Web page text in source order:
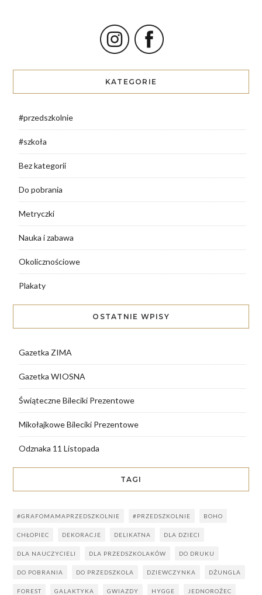
KATEGORIE
#przedszkolnie
#szkoła
Bez kategorii
Do pobrania
Metryczki
Nauka i zabawa
Okolicznościowe
Plakaty
OSTATNIE WPISY
Gazetka ZIMA
Gazetka WIOSNA
Świąteczne Bileciki Prezentowe
Mikołajkowe Bileciki Prezentowe
Odznaka 11 Listopada
TAGI
#GRAFOMAMAPRZEDSZKOLNIE #PRZEDSZKOLNIE BOHO
CHŁOPIEC DEKORACJE DELIKATNA DLA DZIECI
DLA NAUCZYCIELI DLA PRZEDSZKOLAKÓW DO DRUKU
DO POBRANIA DO PRZEDSZKOLA DZIEWCZYNKA DŻUNGLA
FOREST GALAKTYKA GWIAZDY HYGGE JEDNOROŻEC